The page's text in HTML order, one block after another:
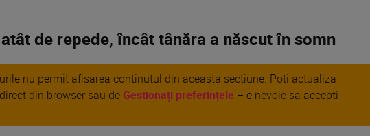
de repede, încât tânăra a născut în somn
nu permit afisarea continutul din aceasta sectiune. Poti actualiza
din browser sau de Gestionați preferințele – e nevoie sa accepti